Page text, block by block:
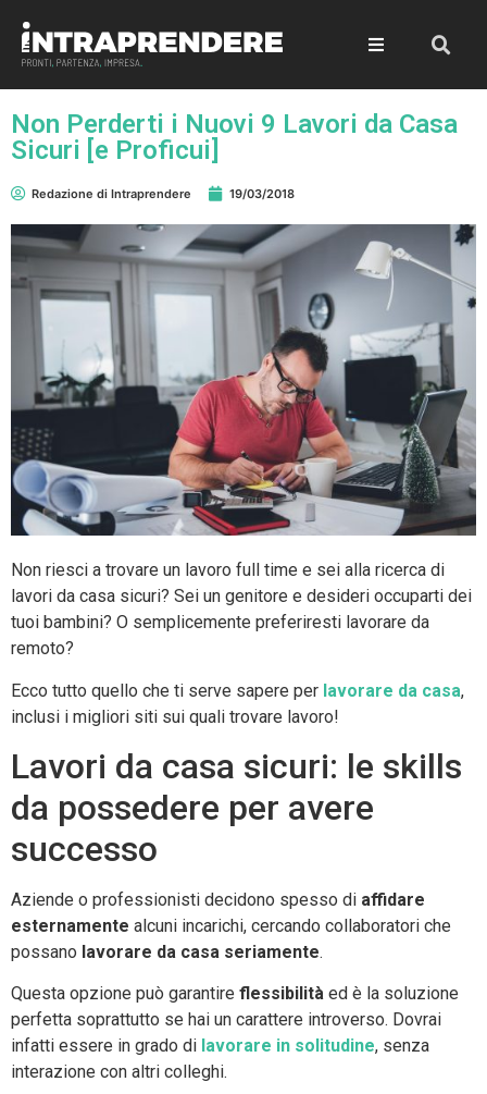
Non Perderti i Nuovi 9 Lavori da Casa
Sicuri [e Proficui]
Redazione di Intraprendere 19/03/2018
Non riesci a trovare un lavoro full time e sei alla ricerca di
lavori da casa sicuri? Sei un genitore e desideri occuparti dei
tuoi bambini? O semplicemente preferiresti lavorare da
remoto?
Ecco tutto quello che ti serve sapere per lavorare da casa,
inclusi i migliori siti sui quali trovare lavoro!
Lavori da casa sicuri: le skills
da possedere per avere
successo
Aziende o professionisti decidono spesso di affidare
esternamente alcuni incarichi, cercando collaboratori che
possano lavorare da casa seriamente.
Questa opzione può garantire flessibilità ed è la soluzione
perfetta soprattutto se hai un carattere introverso. Dovrai
infatti essere in grado di lavorare in solitudine, senza
interazione con altri colleghi.